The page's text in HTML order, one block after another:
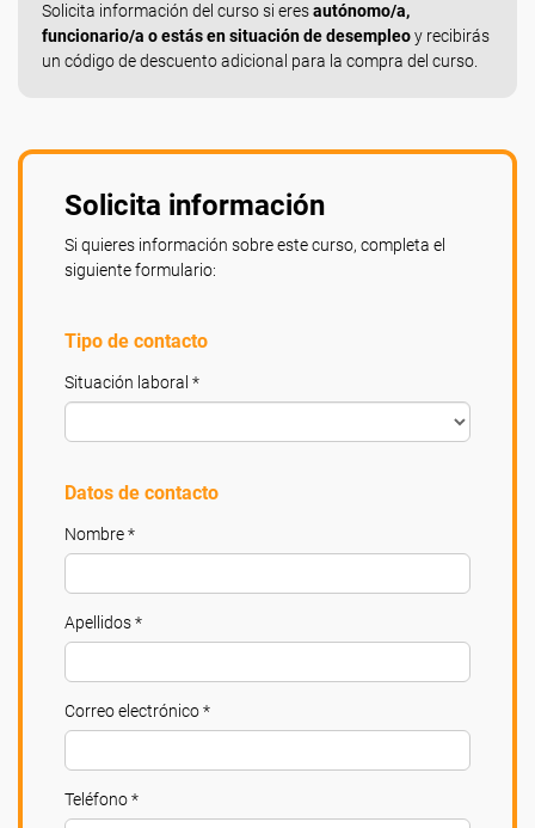
Solicita información del curso si eresautónomo/a,
funcionario/a o estás en situación de desempleoy recibirás
un código de descuento adicional para la compra del curso.
Solicita información
Si quieres información sobre este curso, completa el
siguiente formulario:
Tipo de contacto
Situación laboral *
Datos de contacto
Nombre *
Apellidos *
Correo electrónico *
Teléfono *